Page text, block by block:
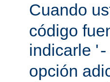
Cuando
código
indicarle '
opción